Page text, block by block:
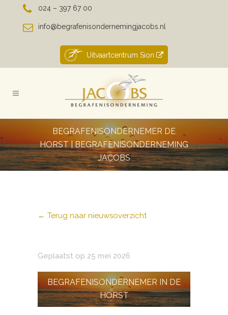
024 – 397 67 00
info@begrafenisondernemingjacobs.nl
Uitvaartcentrum Sion
BEGRAFENISONDERNEMER DE
HORST | BEGRAFENISONDERNEMING
JACOBS
← Terug naar nieuwsoverzicht
Geplaatst op 25 mei 2026
BEGRAFENISONDERNEMER IN DE
HORST